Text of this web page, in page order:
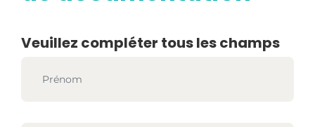
Veuillez compléter tous les champs